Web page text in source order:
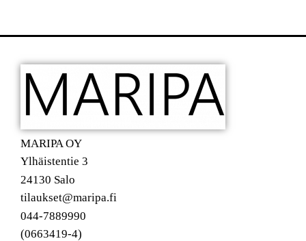
MARIPA OY
Ylhäistentie 3
24130 Salo
tilaukset@maripa.fi
044-7889990
(0663419-4)